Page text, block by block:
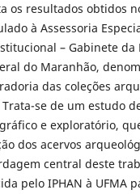
os resultados obtidos
à Assessoria
– Gabinete da
do Maranhão,
das coleções
se de um estudo
e exploratório,
dos acervos
central deste
pelo IPHAN à UFMA